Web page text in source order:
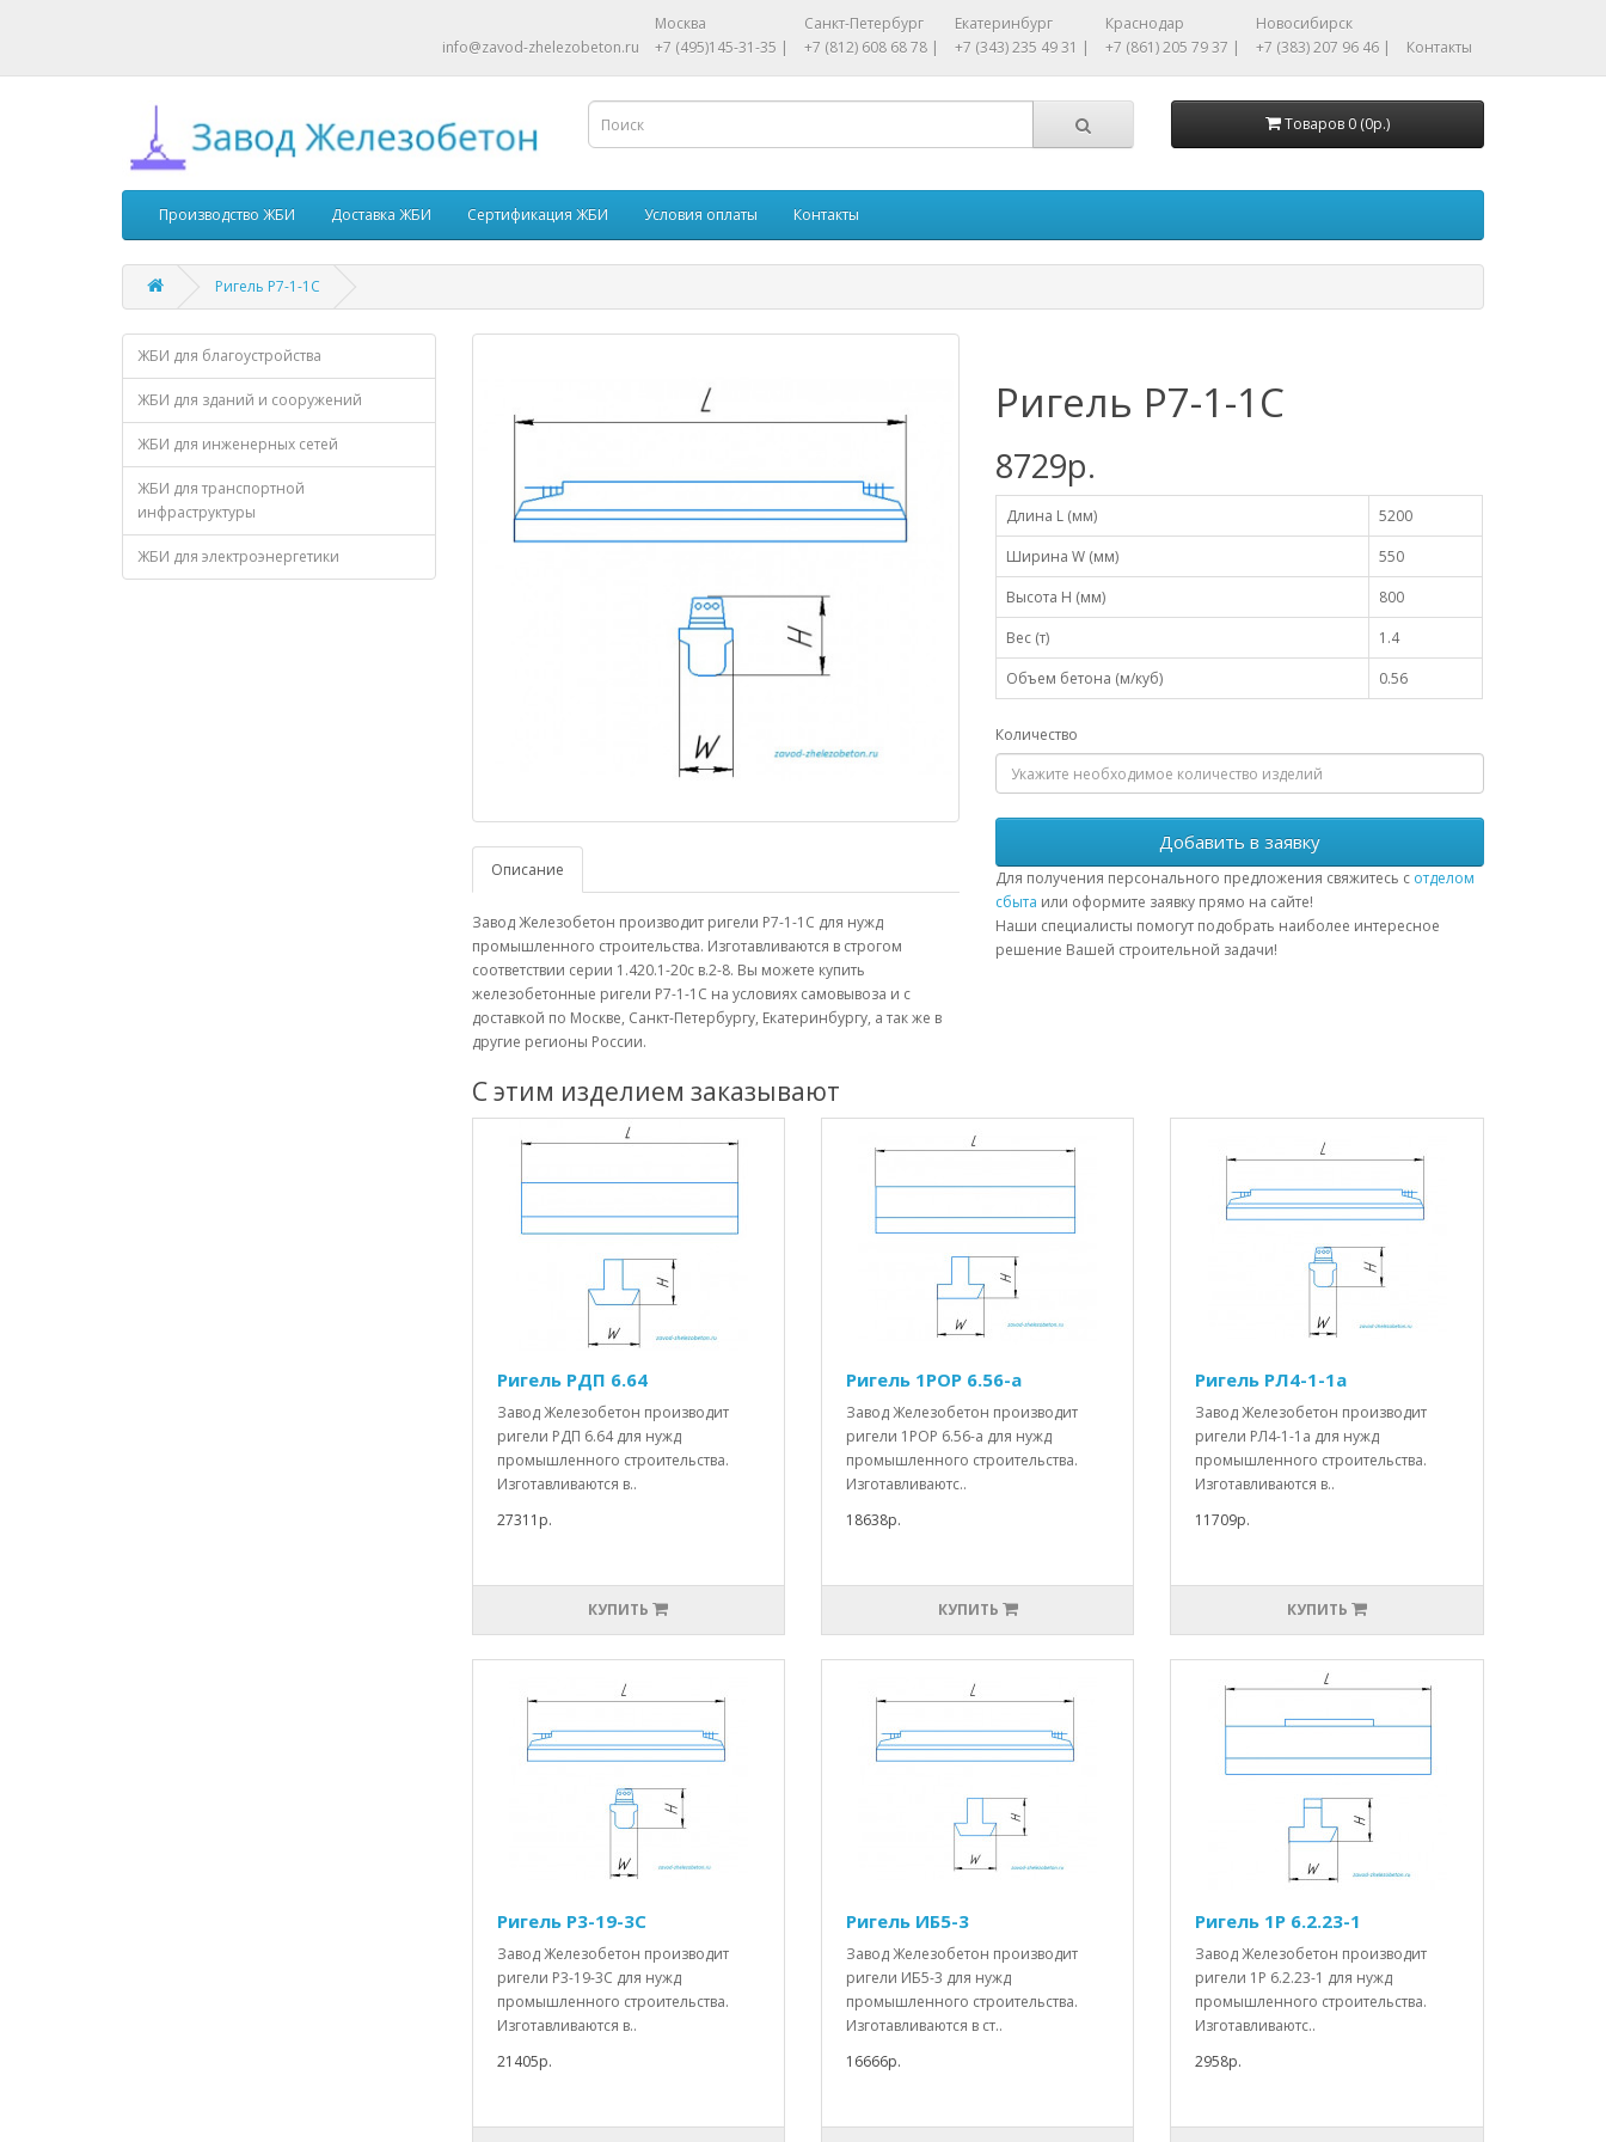
info@zavod-zhelezobeton.ru
Москва
+7 (495)145-31-35 |
Санкт-Петербург
+7 (812) 608 68 78 |
Екатеринбург
+7 (343) 235 49 31 |
Краснодар
+7 (861) 205 79 37 |
Новосибирск
+7 (383) 207 96 46 |
Контакты
Товаров 0 (0р.)
Производство ЖБИ Доставка ЖБИ Сертификация ЖБИ Условия оплаты Контакты
Ригель Р7-1-1С
ЖБИ для благоустройства
ЖБИ для зданий и сооружений
ЖБИ для инженерных сетей
ЖБИ для транспортной
инфраструктуры
ЖБИ для электроэнергетики
Описание
Завод Железобетон производит ригели Р7-1-1С для нужд
промышленного строительства. Изготавливаются в строгом
соответствии серии 1.420.1-20с в.2-8. Вы можете купить
железобетонные ригели Р7-1-1С на условиях самовывоза и с
доставкой по Москве, Санкт-Петербургу, Екатеринбургу, а так же в
другие регионы России.
Ригель Р7-1-1С
8729р.
Длина L (мм)
5200
Ширина W (мм)
550
Высота H (мм)
800
Вес (т)
1.4
Объем бетона (м/куб)
0.56
Количество
Добавить в заявку
Для получения персонального предложения свяжитесь с отделом
сбыта или оформите заявку прямо на сайте!
Наши специалисты помогут подобрать наиболее интересное
решение Вашей строительной задачи!
С этим изделием заказывают
Ригель РДП 6.64
Завод Железобетон производит
ригели РДП 6.64 для нужд
промышленного строительства.
Изготавливаются в..
27311р.
КУПИТЬ
Ригель 1РОР 6.56-а
Завод Железобетон производит
ригели 1РОР 6.56-а для нужд
промышленного строительства.
Изготавливаютс..
18638р.
КУПИТЬ
Ригель РЛ4-1-1а
Завод Железобетон производит
ригели РЛ4-1-1а для нужд
промышленного строительства.
Изготавливаются в..
11709р.
КУПИТЬ
Ригель Р3-19-3С
Завод Железобетон производит
ригели Р3-19-3С для нужд
промышленного строительства.
Изготавливаются в..
21405р.
Ригель ИБ5-3
Завод Железобетон производит
ригели ИБ5-3 для нужд
промышленного строительства.
Изготавливаются в ст..
16666р.
Ригель 1Р 6.2.23-1
Завод Железобетон производит
ригели 1Р 6.2.23-1 для нужд
промышленного строительства.
Изготавливаютс..
2958р.